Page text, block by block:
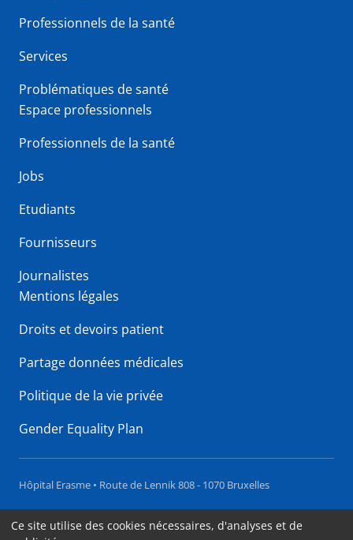
Professionnels de la santé
Services
Problématiques de santé
Espace professionnels
Professionnels de la santé
Jobs
Etudiants
Fournisseurs
Journalistes
Mentions légales
Droits et devoirs patient
Partage données médicales
Politique de la vie privée
Gender Equality Plan
Hôpital Erasme • Route de Lennik 808 - 1070 Bruxelles
Accessibilité
Ce site utilise des cookies nécessaires, d'analyses et de